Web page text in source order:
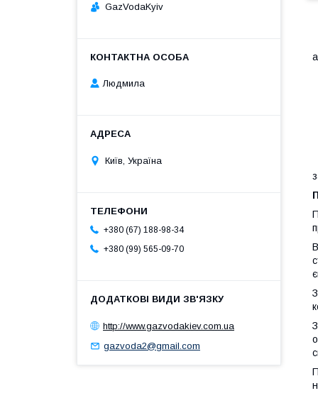
GazVodaKyiv
Людмила
Київ, Україна
+380 (67) 188-98-34
+380 (99) 565-09-70
http://www.gazvodakiev.com.ua
gazvoda2@gmail.com